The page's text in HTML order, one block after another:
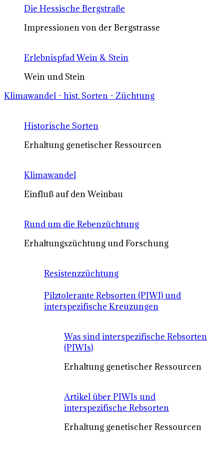
Die Hessische Bergstraße
Impressionen von der Bergstrasse
Erlebnispfad Wein & Stein
Wein und Stein
Klimawandel - hist. Sorten - Züchtung
Historische Sorten
Erhaltung genetischer Ressourcen
Klimawandel
Einfluß auf den Weinbau
Rund um die Rebenzüchtung
Erhaltungszüchtung und Forschung
Resistenzzüchtung
Pilztolerante Rebsorten (PIWI) und
interspezifische Kreuzungen
Was sind interspezifische Rebsorten
(PIWIs)
Erhaltung genetischer Ressourcen
Artikel über PIWIs und
interspezifische Rebsorten
Erhaltung genetischer Ressourcen